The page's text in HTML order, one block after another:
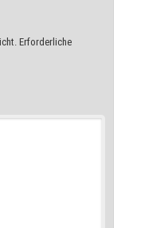
Erforderliche